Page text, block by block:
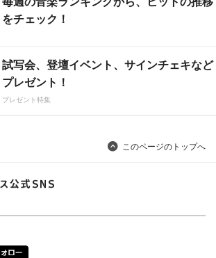
をチェック！
試写会、登壇イベント、サインチェキなど
プレゼント！
プレゼント特集
このページのトップへ